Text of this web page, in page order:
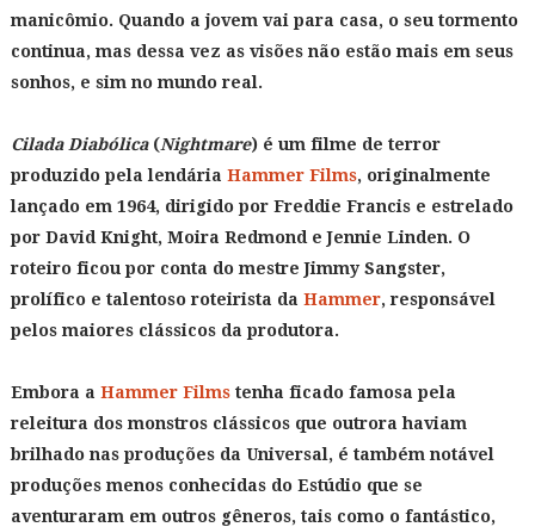
manicômio. Quando a jovem vai para casa, o seu tormento
continua, mas dessa vez as visões não estão mais em seus
sonhos, e sim no mundo real.
Cilada Diabólica(Nightmare) é um filme de terror
produzido pela lendária Hammer Films, originalmente
lançado em 1964, dirigido por Freddie Francis e estrelado
por David Knight, Moira Redmond e Jennie Linden. O
roteiro ficou por conta do mestre Jimmy Sangster,
prolífico e talentoso roteirista da Hammer, responsável
pelos maiores clássicos da produtora.
Embora a Hammer Filmstenha ficado famosa pela
releitura dos monstros clássicos que outrora haviam
brilhado nas produções da Universal, é também notável
produções menos conhecidas do Estúdio que se
aventuraram em outros gêneros, tais como o fantástico,